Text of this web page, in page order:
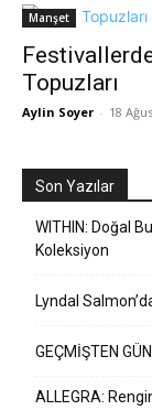
Manşet
Topuzları
Aylin Soyer - 18
Son Yazılar
WITHIN: Doğal
Koleksiyon
Lyndal
GEÇMİŞTEN
ALLEGRA: